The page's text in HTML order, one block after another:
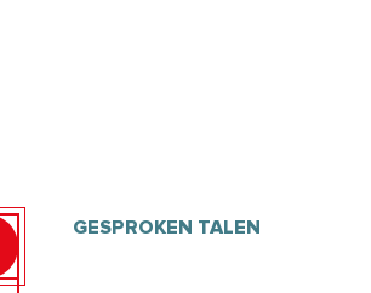
GESPROKEN TALEN
GESPROKEN TALEN